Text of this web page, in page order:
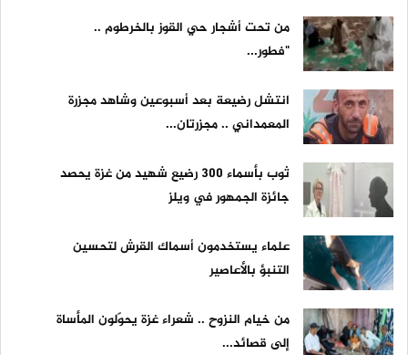
من تحت أشجار حي القوز بالخرطوم ..
"فطور...
انتشل رضيعة بعد أسبوعين وشاهد مجزرة
المعمداني .. مجزرتان...
ثوب بأسماء 300 رضيع شهيد من غزة يحصد
جائزة الجمهور في ويلز
علماء يستخدمون أسماك القرش لتحسين
التنبؤ بالأعاصير
من خيام النزوح .. شعراء غزة يحوّلون المأساة
إلى قصائد...